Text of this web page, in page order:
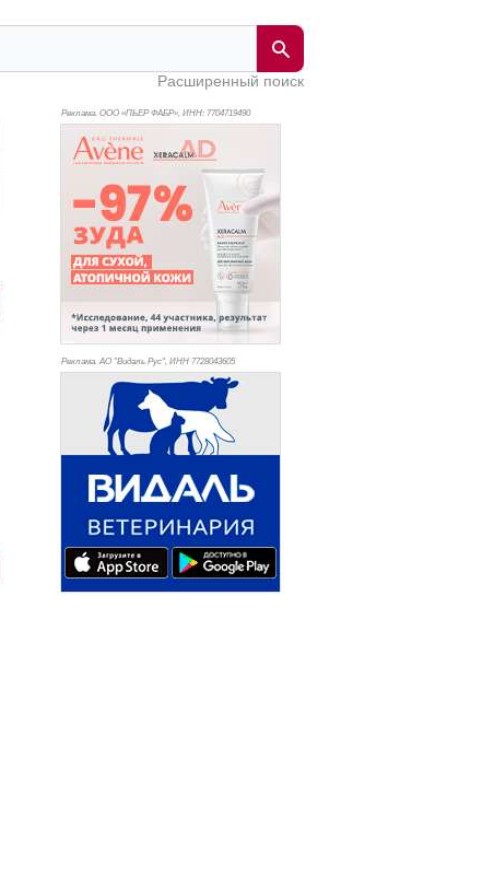
Расширенный поиск
Реклама. ООО «ПЬЕР ФАБР», ИНН: 7704719490
Реклама. АО "Видаль Рус", ИНН 7728043605